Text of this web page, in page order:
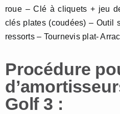
roue – Clé à cliquets + jeu
clés plates (coudées) – Outil
ressorts – Tournevis plat-
Procédure
Golf 3 :